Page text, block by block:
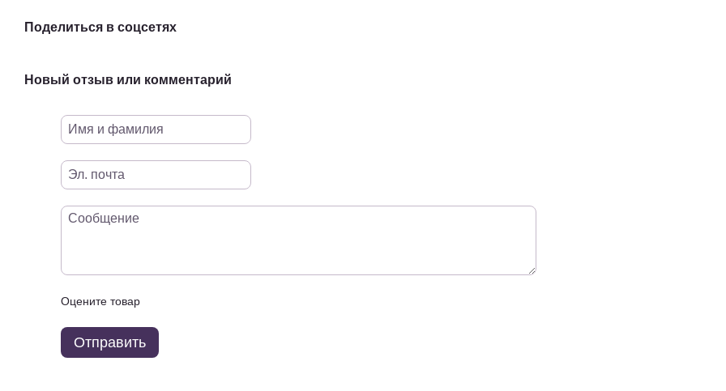
Поделиться в соцсетях
Новый отзыв или комментарий
Оцените товар
Отправить